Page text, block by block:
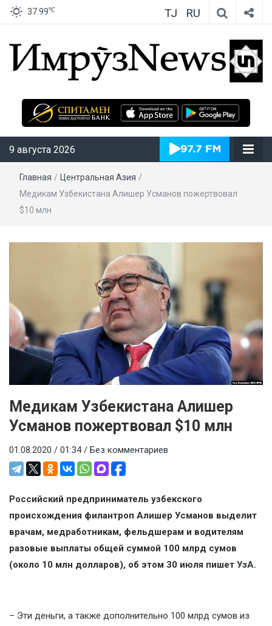
37.99℃ TJ RU
ИмрӯзNews
9 августа 2026
Главная / Центральная Азия /
Медикам Узбекистана Алишер Усманов пожертвовал
$10 млн
Медикам Узбекистана Алишер
Усманов пожертвовал $10 млн
01.08.2020 / 01:34 / Без комментариев
Российский предприниматель узбекского
происхождения филантроп Алишер Усманов выделит
врачам, медработникам, фельдшерам и водителям
разовые выплаты общей суммой 100 млрд сумов
(около 10 млн долларов), об этом 30 июля пишет УзА.
– Эти деньги, а также дополнительно 100 млрд сумов из